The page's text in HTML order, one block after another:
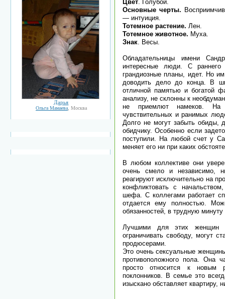
Дарья
Ольга Мамаева, Москва
Цвет. Голубой.
Основные черты.
— интуиция.
Тотемное растение. Лен.
Тотемное животное. Муха.
Знак. Весы.
Обладательницы имени
интересные люди. С
грандиозные планы, идет. Но
доводить дело до конца. В
отличной памятью и богатой
анализу, не склонны к
не приемлют намеков. На
чувствительных и ранимых
Долго не могут забыть обиды,
обидчику. Особенно если
поступили. На любой счет у
меняет его ни при каких
В любом коллективе они
очень смело и независимо,
реагируют исключительно на
конфликтовать с
шефа. С коллегами работает
отдается ему полностью.
обязанностей, в трудную
Лучшими для этих женщин
ограничивать свободу, могут
продюсерами.
Это очень сексуальные
противоположного пола. Она
просто относится к новым
поклонников. В семье это
изыскано обставляет квартиру,